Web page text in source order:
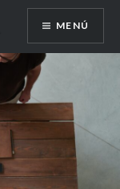
MENÚ